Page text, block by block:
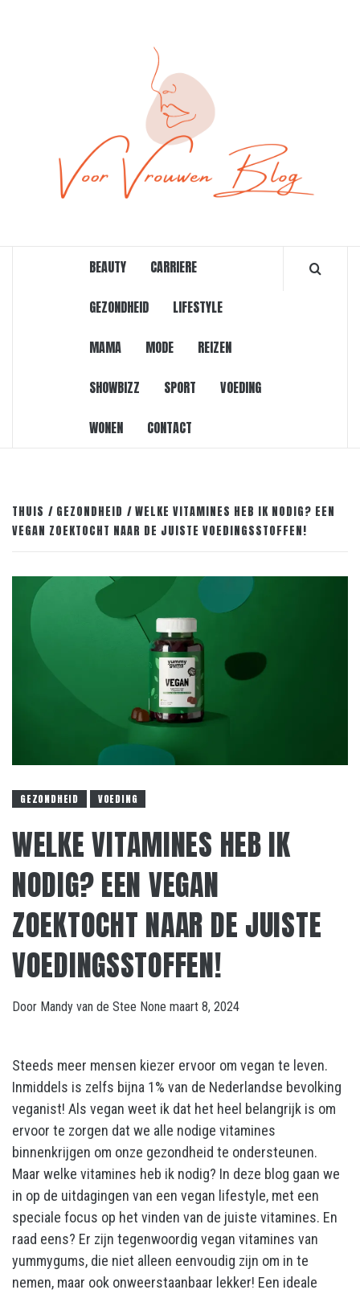
BEAUTY CARRIERE
GEZONDHEID LIFESTYLE
MAMA MODE REIZEN
SHOWBIZZ SPORT VOEDING
WONEN CONTACT
THUIS GEZONDHEID
WELKE VITAMINES HEB IK NODIG? EEN
VEGAN ZOEKTOCHT NAAR DE JUISTE VOEDINGSSTOFFEN!
GEZONDHEID VOEDING
WELKE VITAMINES HEB IK
NODIG? EEN VEGAN
ZOEKTOCHT NAAR DE JUISTE
VOEDINGSSTOFFEN!
Door Mandy van de Stee None maart 8, 2024
Steeds meer mensen kiezer ervoor om vegan te leven.
Inmiddels is zelfs bijna 1% van de Nederlandse bevolking
veganist! Als vegan weet ik dat het heel belangrijk is om
ervoor te zorgen dat we alle nodige vitamines
binnenkrijgen om onze gezondheid te ondersteunen.
Maar welke vitamines heb ik nodig? In deze blog gaan we
in op de uitdagingen van een vegan lifestyle, met een
speciale focus op het vinden van de juiste vitamines. En
raad eens? Er zijn tegenwoordig vegan vitamines van
yummygums, die niet alleen eenvoudig zijn om in te
nemen, maar ook onweerstaanbaar lekker! Een ideale